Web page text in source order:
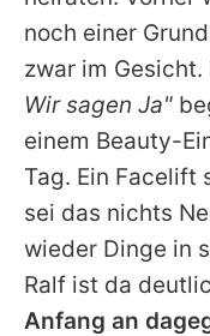
noch einer
zwar im Gesicht.
Wir sagen Ja"
einem Beauty-
Tag. Ein Facelift
sei das nichts
wieder Dinge in
Ralf ist da
Anfang an